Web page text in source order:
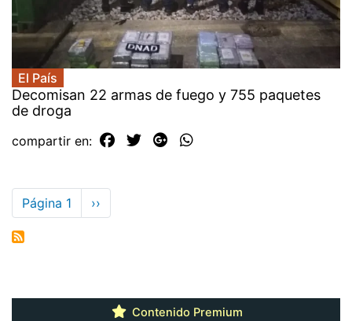
El País
Decomisan 22 armas de fuego y 755 paquetes
de droga
compartir en:
Paginación
Página 1
Siguiente
página
››
Contenido Premium